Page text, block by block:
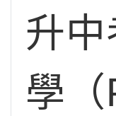
升
學